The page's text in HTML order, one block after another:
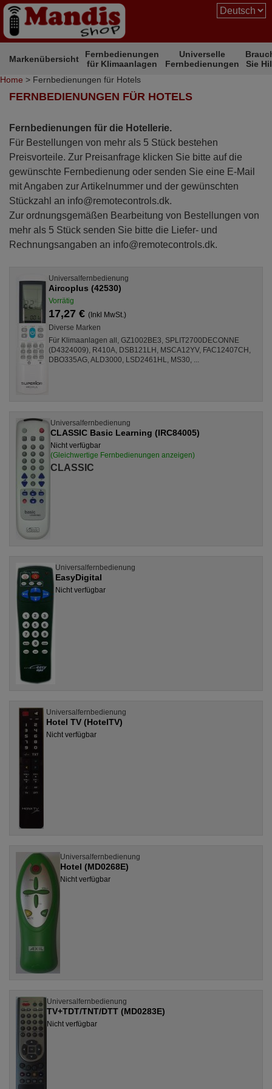
Markenübersicht
Fernbedienungen
für Klimaanlagen
Universelle
Fernbedienungen
Sie
Home > Fernbedienungen für Hotels
FERNBEDIENUNGEN FÜR HOTELS
Fernbedienungen für die Hotellerie.
Für Bestellungen von mehr als 5 Stück bestehen
Preisvorteile. Zur Preisanfrage klicken Sie bitte auf die
gewünschte Fernbedienung oder senden Sie eine E-Mail
mit Angaben zur Artikelnummer und der gewünschten
Stückzahl an info@remotecontrols.dk.
Zur ordnungsgemäßen Bearbeitung von Bestellungen von
mehr als 5 Stück senden Sie bitte die Liefer- und
Rechnungsangaben an info@remotecontrols.dk.
Universalfernbedienung
Aircoplus (42530)
Vorrätig
17,27 € (Inkl MwSt.)
Diverse Marken
Für Klimaanlagen all, GZ1002BE3, SPLIT2700DECONNE
(D4324009), R410A, DSB121LH, MSCA12YV, FAC12407CH,
DBO335AG, ALD3000, LSD2461HL, MS30, ...
Universalfernbedienung
CLASSIC Basic Learning (IRC84005)
Nicht verfügbar
(Gleichwertige Fernbedienungen anzeigen)
CLASSIC
Universalfernbedienung
EasyDigital
Nicht verfügbar
Universalfernbedienung
Hotel TV (HotelTV)
Nicht verfügbar
Universalfernbedienung
Hotel (MD0268E)
Nicht verfügbar
Universalfernbedienung
TV+TDT/TNT/DTT (MD0283E)
Nicht verfügbar